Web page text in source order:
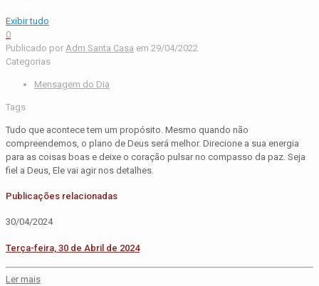
Exibir tudo
0
Publicado por Adm Santa Casa em 29/04/2022
Categorias
Mensagem do Dia
Tags
Tudo que acontece tem um propósito. Mesmo quando não
compreendemos, o plano de Deus será melhor. Direcione a sua energia
para as coisas boas e deixe o coração pulsar no compasso da paz. Seja
fiel a Deus, Ele vai agir nos detalhes.
Publicações relacionadas
30/04/2024
Terça-feira, 30 de Abril de 2024
Ler mais